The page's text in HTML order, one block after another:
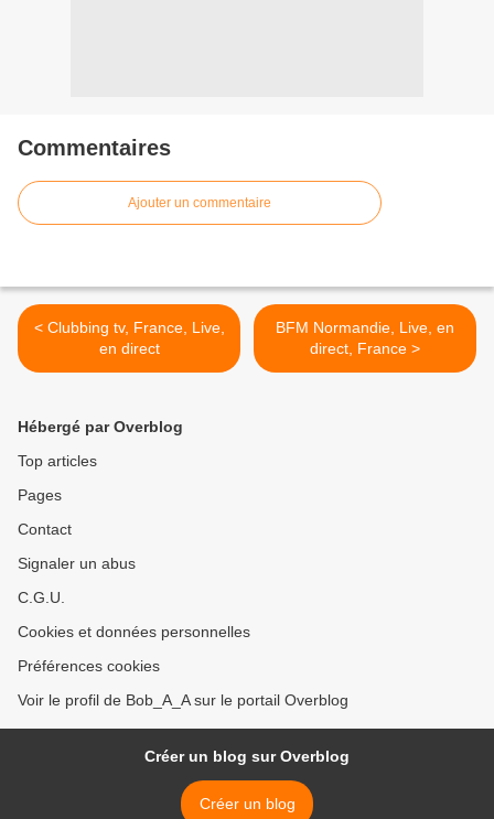
Commentaires
Ajouter un commentaire
< Clubbing tv, France, Live,
en direct
BFM Normandie, Live, en
direct, France >
Hébergé par Overblog
Top articles
Pages
Contact
Signaler un abus
C.G.U.
Cookies et données personnelles
Préférences cookies
Voir le profil de Bob_A_A sur le portail Overblog
Créer un blog sur Overblog
Créer un blog